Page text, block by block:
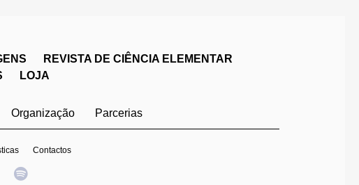
REVISTA DE CIÊNCIA ELEMENTAR
LOJA
Organização Parcerias
Contactos